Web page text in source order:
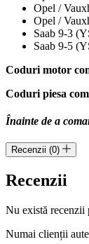
Opel /
Opel /
Saab 9-3
Saab 9-5
Coduri motor
Coduri piesa
Înainte de a
Recenzii (0)
Recenzii
Nu există recenzii
Numai clienții